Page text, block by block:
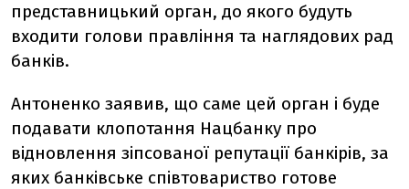
представницький орган, до якого будуть
входити голови правління та наглядових рад
банків.
Антоненко заявив, що саме цей орган і буде
подавати клопотання Нацбанку про
відновлення зіпсованої репутації банкірів, за
яких банківське співтовариство готове